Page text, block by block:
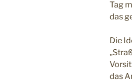
Tag
das
Die
das